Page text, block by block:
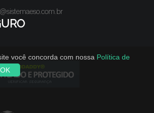
você concorda com nossa Política de
OK